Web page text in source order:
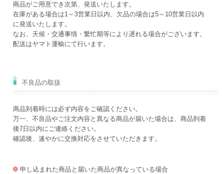
商品がご用意でき次第、発送いたします。
在庫がある場合は1～3営業日以内、欠品の場合は5～10営業日以内
に発送いたします。
なお、天候・交通事情・繁忙期等により遅れる場合がございます。
配送はヤマト運輸にて行います。
不良品の取扱
商品到着時には必ず内容をご確認ください。
万一、不良品やご注文内容と異なる商品が届いた場合は、商品到着
後7日以内にご連絡ください。
確認後、速やかに交換対応をさせていただきます。
申し込まれた商品と届いた商品が異なっている場合